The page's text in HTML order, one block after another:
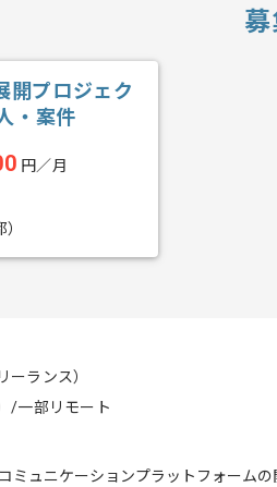
開プロジェク
・案件
円／月
ーランス）
/一部リモート
コミュニケーションプラットフォーム